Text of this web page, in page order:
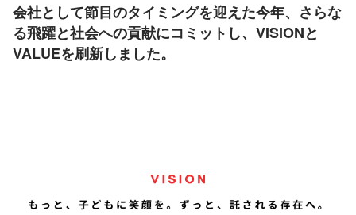
会社として節目のタイミングを迎えた今年、さらな
る飛躍と社会への貢献にコミットし、VISIONと
VALUEを刷新しました。